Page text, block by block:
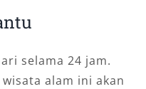
selama 24 jam.
alam ini akan